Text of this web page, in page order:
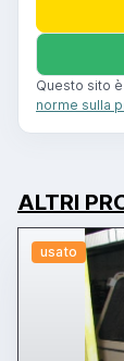
Questo sito
norme sulla
ALTRI
usato